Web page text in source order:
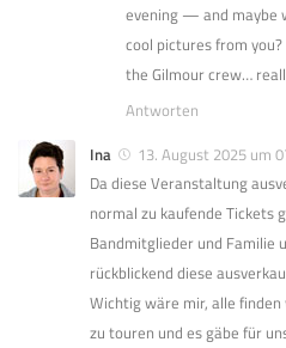
evening — and maybe
cool pictures from
the Gilmour crew…
Antworten
Ina
13. August 2025 um
Da diese Veranstaltung
normal zu kaufende Tickets
Bandmitglieder und Familie
rückblickend diese
Wichtig wäre mir, alle
zu touren und es gäbe für